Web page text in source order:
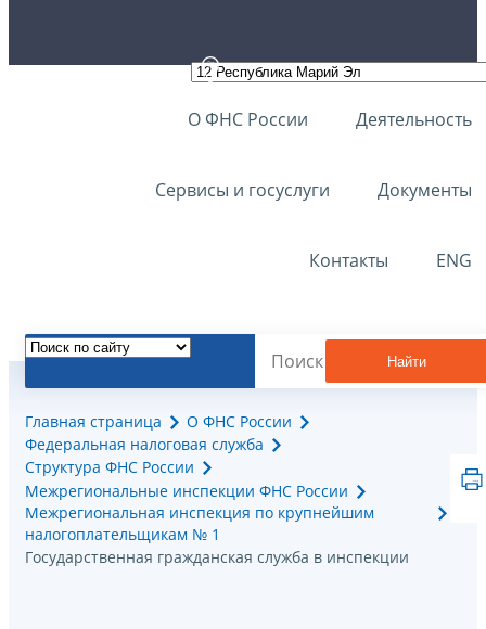
О ФНС России Деятельность
Сервисы и госуслуги Документы
Контакты ENG
Найти
Главная страница
О ФНС России
Федеральная налоговая служба
Структура ФНС России
Межрегиональные инспекции ФНС России
Межрегиональная инспекция по крупнейшим
налогоплательщикам № 1
Государственная гражданская служба в инспекции